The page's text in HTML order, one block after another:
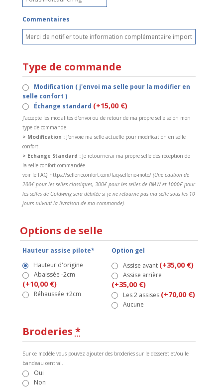
Broderies *
Sur ce modèle vous pouvez ajouter des broderies sur le dosseret et/ou le
bandeau central.
Oui
Non
Options de selle
Hauteur assise pilote*
Hauteur d'origine
Abaissée -2cm
(+10,00 €)
Réhaussée +2cm
Option gel
Assise avant (+35,00 €)
Assise arrière
(+35,00 €)
Les 2 assises (+70,00 €)
Aucune
Commentaires
Type de commande
Modification ( j'envoi ma selle pour la modifier en
selle confort )
Échange standard (+15,00 €)
J'accepte les modalités d'envoi ou de retour de ma propre selle selon mon
type de commande.
> Modification : J'envoie ma selle actuelle pour modification en selle
confort.
> Echange Standard :Je retournerai ma propre selle dès réception de
la selle confort commandée.
voir le FAQ https://sellerieconfort.com/faq-sellerie-moto/ (Une caution de
200€ pour les selles classiques, 300€ pour les selles de BMW et 1000€ pour
les selles de Goldwing sera débitée si je ne retourne pas ma selle sous les 10
jours suivant la livraison de ma commande).